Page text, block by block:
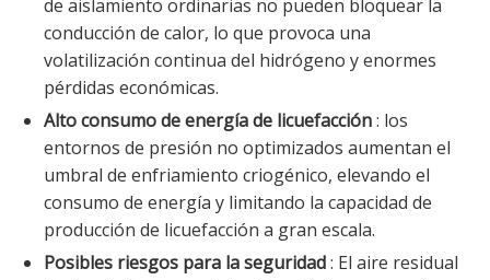
de aislamiento ordinarias no pueden bloquear la
conducción de calor, lo que provoca una
volatilización continua del hidrógeno y enormes
pérdidas económicas.
Alto consumo de energía de licuefacción: los
entornos de presión no optimizados aumentan el
umbral de enfriamiento criogénico, elevando el
consumo de energía y limitando la capacidad de
producción de licuefacción a gran escala.
Posibles riesgos para la seguridad: El aire residual